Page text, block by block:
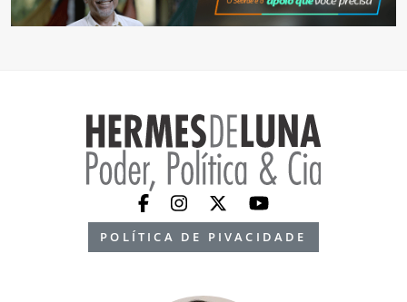
POLÍTICA DE PIVACIDADE